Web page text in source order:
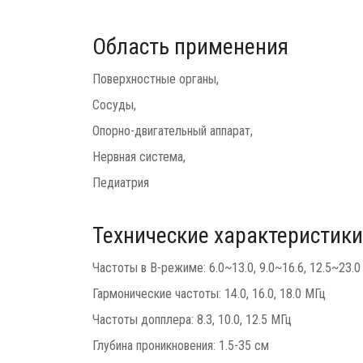
Область применения
Поверхностные органы,
Сосуды,
Опорно-двигательный аппарат,
Нервная система,
Педиатрия
Технические характеристики
Частоты в B-режиме: 6.0~13.0, 9.0~16.6,
Гармонические частоты: 14.0, 16.0, 18.0 МГц
Частоты допплера: 8.3, 10.0, 12.5 МГц
Глубина проникновения: 1.5-35 см